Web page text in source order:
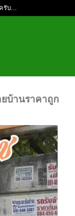
รับ...
บ้านราคาถูก